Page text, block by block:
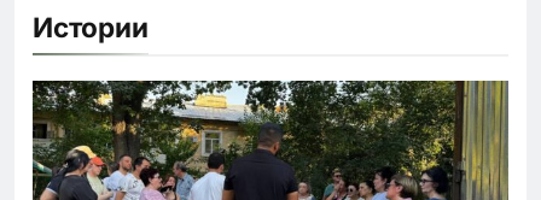
Истории